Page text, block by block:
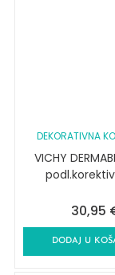
DEKORATIVNA
VICHY
30,95
DODAJ U